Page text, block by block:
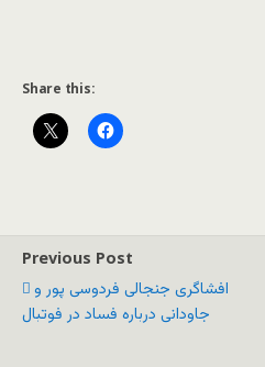
Share this:
Previous Post
افشاگری جنجالی فردوسی پور و
جاودانی درباره فساد در فوتبال